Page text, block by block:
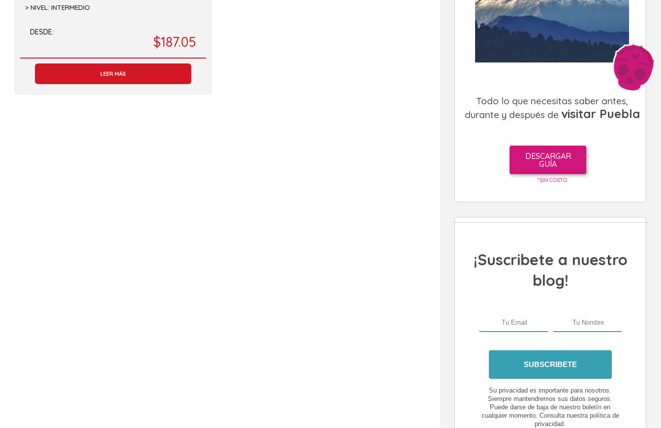
NIVEL: INTERMEDIO
DESDE:
$187.05
LEER MÁS
Todo lo que necesitas saber antes,
durante y después de visitar Puebla
DESCARGAR
GUÍA
*SIN COSTO
¡Suscribete a nuestro
blog!
Su privacidad es importante para nosotros.
Siempre mantendremos sus datos seguros.
Puede darse de baja de nuestro boletín en
cualquier momento. Consulta nuestra política de
privacidad.